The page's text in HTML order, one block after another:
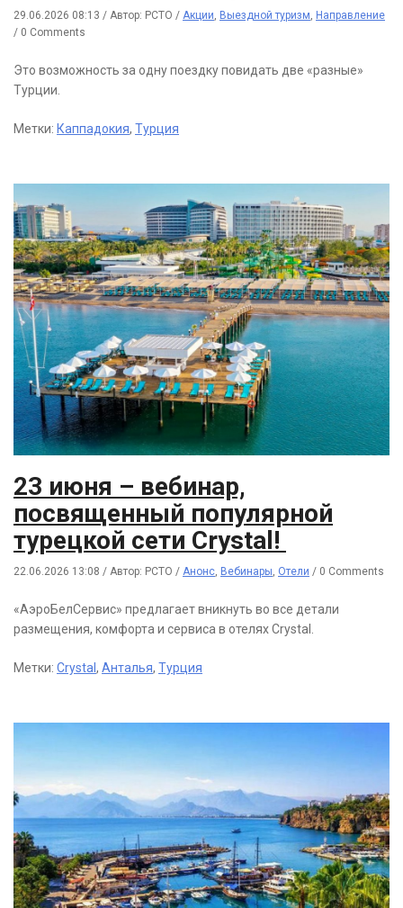
29.06.2026 08:13 / Автор: РСТО / Акции Выездной туризм Направление
/ 0 Comments
Это возможность за одну поездку повидать две «разные»
Турции.
Метки: Каппадокия, Турция
23 июня – вебинар,
посвященный популярной
турецкой сети Crystal!
22.06.2026 13:08 / Автор: РСТО / Анонс, Вебинары, Отели / 0 Comments
«АэроБелСервис» предлагает вникнуть во все детали
размещения, комфорта и сервиса в отелях Crystal.
Метки: Crystal, Анталья, Турция